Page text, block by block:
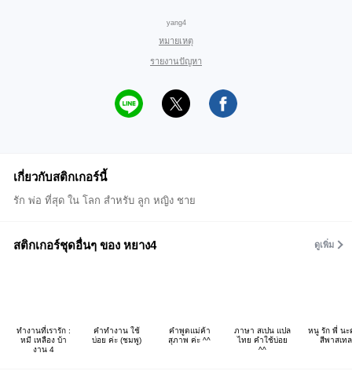
yang4
หมายเหตุ
รายงานปัญหา
เกี่ยวกับสติกเกอร์นี้
รัก พ่อ ที่สุด ใน โลก สำหรับ ลูก หญิง ชาย
สติกเกอร์ชุดอื่นๆ ของ หยาง4 ดูเพิ่ม
ทำงานที่เรารัก :
หมี เหลือง บ้า
งาน 4
คำทำงาน ใช้
บ่อย ค่ะ (ชมพู)
คำพูดแม่ค้า
สุภาพ ค่ะ ^^
ภาษา สเปน แปล
ไทย คำใช้บ่อย
^^
หนู รัก พี่ นะ
สีพาสเทล